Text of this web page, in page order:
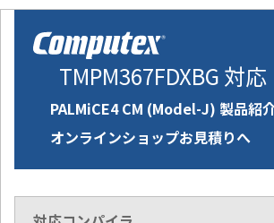
TMPM367FDXBG 対応
PALMiCE4 CM (Model-J) 製品紹
オンラインショップお見積りへ